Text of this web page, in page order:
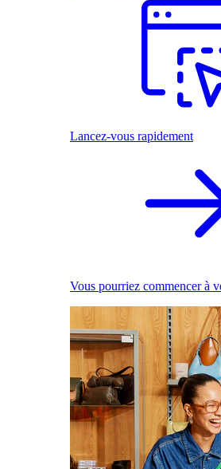
Lancez-vous rapidement
Vous pourriez commencer à